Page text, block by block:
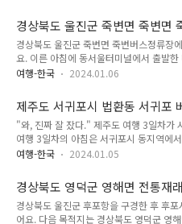
역을 여행하면 매우 편하고 대중교통을 이
루 둘러볼 수 있어요. 강원도 동..
를 탔어요. 축산항에 도착해서 축산항 일출
일대를 돌아다니며 구경했어요. 축산항 구
번 버스를 타고 버스로 그 유명한 영덕 블
경하며 아름다운 아침 영덕 바다를 아주
후 영덕 읍내에 도착해서 영덕시장과 영덕
요. 너무 일이 순조롭게 풀린다! 여행이 잘
획대로 다 되지는 않았지만, 계획대로 안 ..
경상북도 울진군 죽변면 죽변면
시장 죽변시장
경상북도 울진군 죽변면 죽변버스정류장
요. 이른 아침에 동서울터미널에서 출발
달려서 울진에 도착했어요. 울진에 도착하
주 오래 전에 인터넷에서 수도권에서 가기
글을 본 적이 있었어요. 수도권에서 가기
있었어요. 이때 댓글 중 하나가 수도권에
중 하나로 울진 이야기도 나왔어요. 울진
우 안 좋지만, 그에 비해 주목도 못 받고 있
요. 직접 동서울터미널에서 울진군으로 버
말이 맞았어요. 버스 예상 소요시간..
여행-한국 2024.01.06
제주도 서귀포시 법환동 서귀포
"와, 진짜 잘 잤다." 제주도 여행 3일차가
여행 3일차의 아침은 서귀포시 동지역에
서귀포시에 있는 게스트하우스에서 도미
서 저 스스로 매우 놀랐어요. 첫날 밤 잠을
닌 후 둘째날 일정을 진행했어요. 원래 첫
안 자려고 한 건 아니었어요. 첫날 밤에 원
24시간 찜질방 가서 자려고 했어요. 밤에
여행-한국 2024.01.05
경상북도 영덕군 영해면 전통재
시장 오일장 장날
경상북도 울진군 후포항을 구경한 후 후
어요. 다음 목적지는 경상북도 영덕군 영